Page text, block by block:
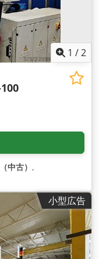
1 /2
中古） ,
小型広告